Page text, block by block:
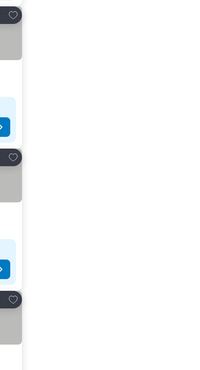
Føj til favoritter
Føj til favoritter
Føj til favoritter